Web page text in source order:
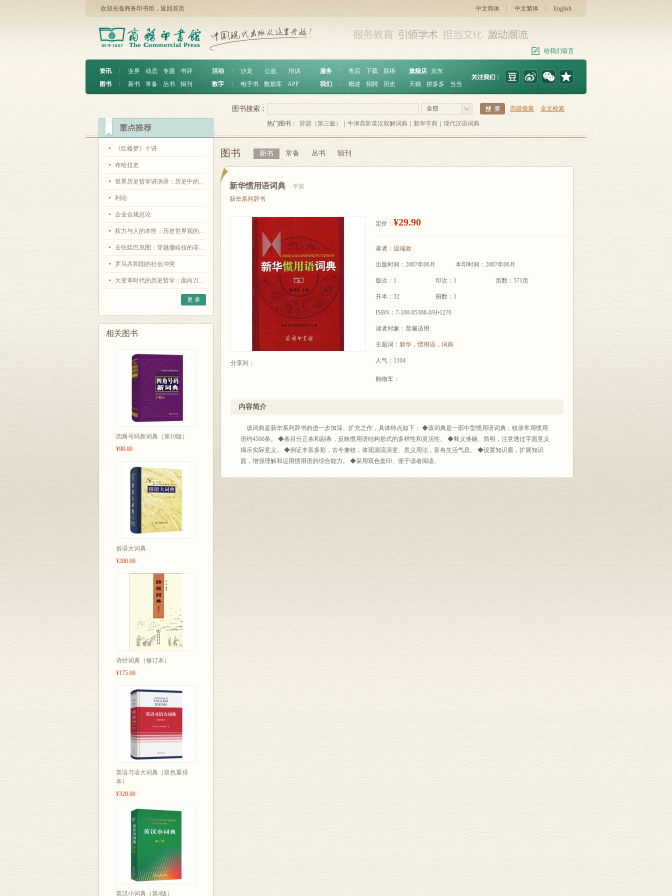
欢迎光临商务印书馆， 返回首页 中文简体 中文繁体 English
给我们留言
资讯 ︱ 业界 动态 专题
书评
图书
︱ 新书 常备 丛书 辑刊
活动 沙龙 公益
培训
数字
电子书 数据库 APP
服务 ︱ 售后 下载
联络
我们
概述 招聘 历史
旗舰店 京东
天猫
拼多多 当当
《红楼梦》十讲
布哈拉史
世界历史哲学讲演录：历史中的...
利论
企业合规总论
权力与人的本性：历史世界观的...
去往廷巴克图：穿越撒哈拉的非...
罗马共和国的社会冲突
大变革时代的历史哲学：面向21...
更 多
相关图书
四角号码新词典（第10版）
¥98.00
俗语大词典
¥280.00
诗经词典（修订本）
¥175.00
英语习语大词典（双色重排
本）
¥328.00
英汉小词典（第4版）
全部 高级搜索 全文检索
图书搜索：
热门图书： 辞源（第三版） 牛津高阶英汉双解词典 新华字典 现代汉语词典
图书 新书 常备 丛书 辑刊
新华惯用语词典
平装
新华系列辞书
分享到：
定价： ¥29.90
著者： 温端政
出版时间：2007年06月 本印时间：2007年06月
版次：1 印次：1 页数：571页
开本：32 册数：1
ISBN：7-100-05308-0/H•1276
读者对象：普遍适用
主题词： 新华 ，惯用语 ， 词典
人气：1104
购物车：
内容简介
该词典是新华系列辞书的进一步加深、扩充之作，具体特点如下： ◆该词典是一部中型惯用语词典，收录常用惯用
语约4500条。 ◆条目分正条和副条，反映惯用语结构形式的多样性和灵活性。 ◆释义准确、简明，注意透过字面意义
揭示实际意义。 ◆例证丰富多彩，古今兼收，体现源流演变、意义用法，富有生活气息。 ◆设置知识窗，扩展知识
面，增强理解和运用惯用语的综合能力。 ◆采用双色套印、便于读者阅读。